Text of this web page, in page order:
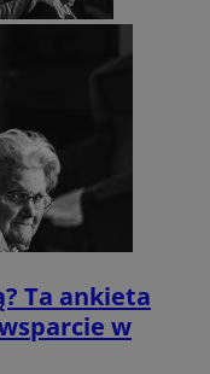
Ta ankieta
w